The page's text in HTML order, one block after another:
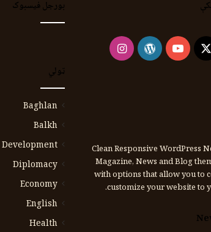
X
YouTube
WordPress
Instagram
Clean Responsive WordPress
Magazine, News and Blog
with options that allow you to
customize your website to
بورجل فیسبوک
ټولي
Baghlan
Balkh
Development
Diplomacy
Economy
English
Health